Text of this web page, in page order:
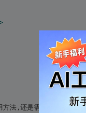
法,还是需要加载完毕调